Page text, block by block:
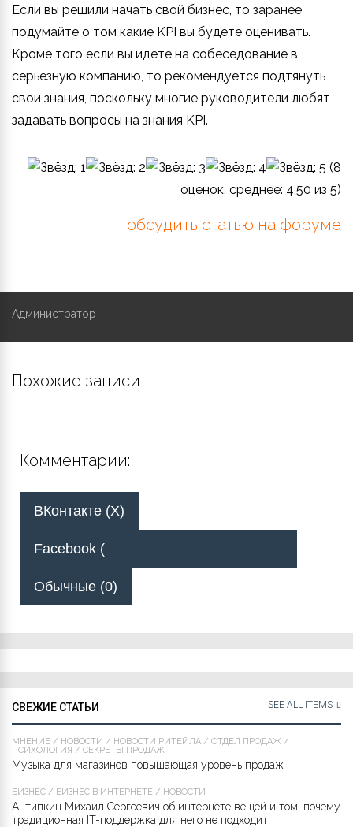
Если вы решили начать свой бизнес, то заранее
подумайте о том какие KPI вы будете оценивать.
Кроме того если вы идете на собеседование в
серьезную компанию, то рекомендуется подтянуть
свои знания, поскольку многие руководители любят
задавать вопросы на знания KPI.
(8
оценок, среднее: 4,50 из 5)
обсудить статью на форуме
Администратор
Похожие записи
Комментарии:
ВКонтакте (X)
Facebook (
Обычные (0)
СВЕЖИЕ СТАТЬИ SEE ALL ITEMS
МНЕНИЕ / НОВОСТИ / НОВОСТИ РИТЕЙЛА / ОТДЕЛ ПРОДАЖ /
ПСИХОЛОГИЯ / СЕКРЕТЫ ПРОДАЖ
Музыка для магазинов повышающая уровень продаж
БИЗНЕС / БИЗНЕС В ИНТЕРНЕТЕ / НОВОСТИ
Антипкин Михаил Сергеевич об интернете вещей и том, почему
традиционная IT-поддержка для него не подходит